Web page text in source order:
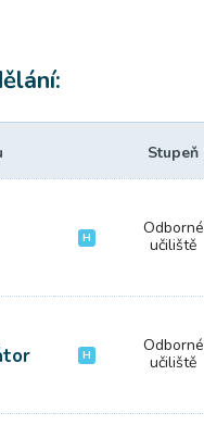
Stupeň
H
Odborné
učiliště
H
Odborné
učiliště